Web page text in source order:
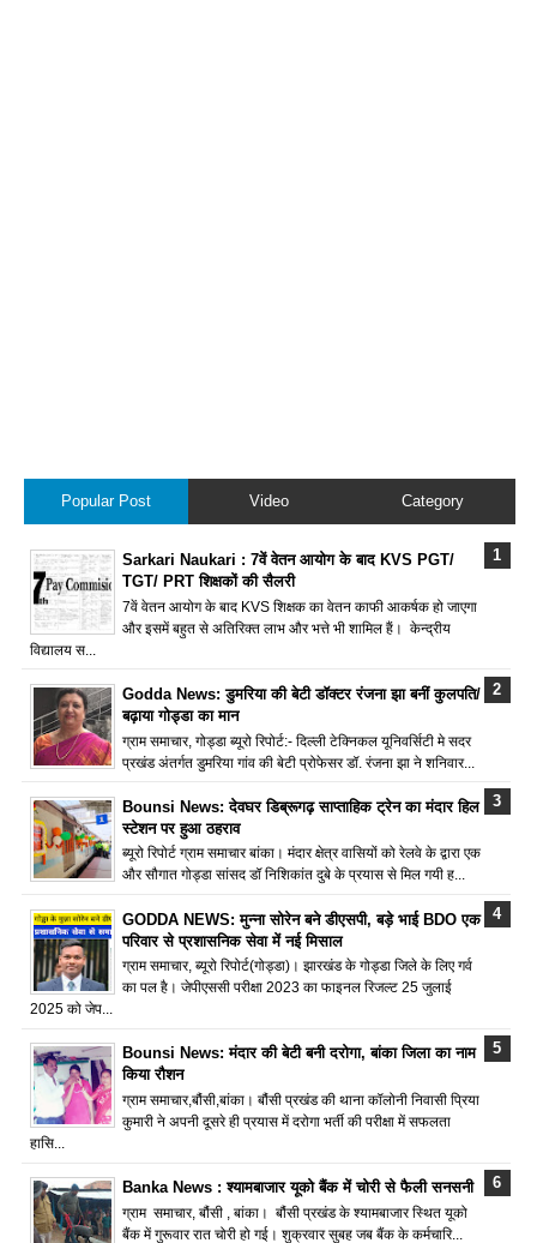
Popular Post Video Category
Sarkari Naukari : 7वें वेतन आयोग के बाद KVS PGT/
TGT/ PRT शिक्षकों की सैलरी
7वें वेतन आयोग के बाद KVS शिक्षक का वेतन काफी आकर्षक हो जाएगा
और इसमें बहुत से अतिरिक्त लाभ और भत्ते भी शामिल हैं। केन्द्रीय
विद्यालय स...
Godda News: डुमरिया की बेटी डॉक्टर रंजना झा बनीं कुलपति/
बढ़ाया गोड्डा का मान
ग्राम समाचार, गोड्डा ब्यूरो रिपोर्ट:- दिल्ली टेक्निकल यूनिवर्सिटी मे सदर
प्रखंड अंतर्गत डुमरिया गांव की बेटी प्रोफेसर डॉ. रंजना झा ने शनिवार...
Bounsi News: देवघर डिब्रूगढ़ साप्ताहिक ट्रेन का मंदार हिल
स्टेशन पर हुआ ठहराव
ब्यूरो रिपोर्ट ग्राम समाचार बांका। मंदार क्षेत्र वासियों को रेलवे के द्वारा एक
और सौगात गोड्डा सांसद डॉ निशिकांत दुबे के प्रयास से मिल गयी ह...
GODDA NEWS: मुन्ना सोरेन बने डीएसपी, बड़े भाई BDO एक
परिवार से प्रशासनिक सेवा में नई मिसाल
ग्राम समाचार, ब्यूरो रिपोर्ट(गोड्डा)। झारखंड के गोड्डा जिले के लिए गर्व
का पल है। जेपीएससी परीक्षा 2023 का फाइनल रिजल्ट 25 जुलाई
2025 को जेप...
Bounsi News: मंदार की बेटी बनी दरोगा, बांका जिला का नाम
किया रौशन
ग्राम समाचार,बौंसी,बांका। बौंसी प्रखंड की थाना कॉलोनी निवासी प्रिया
कुमारी ने अपनी दूसरे ही प्रयास में दरोगा भर्ती की परीक्षा में सफलता
हासि...
Banka News : श्यामबाजार यूको बैंक में चोरी से फैली सनसनी
ग्राम समाचार, बौंसी , बांका। बौंसी प्रखंड के श्यामबाजार स्थित यूको
बैंक में गुरूवार रात चोरी हो गई। शुक्रवार सुबह जब बैंक के कर्मचारि...